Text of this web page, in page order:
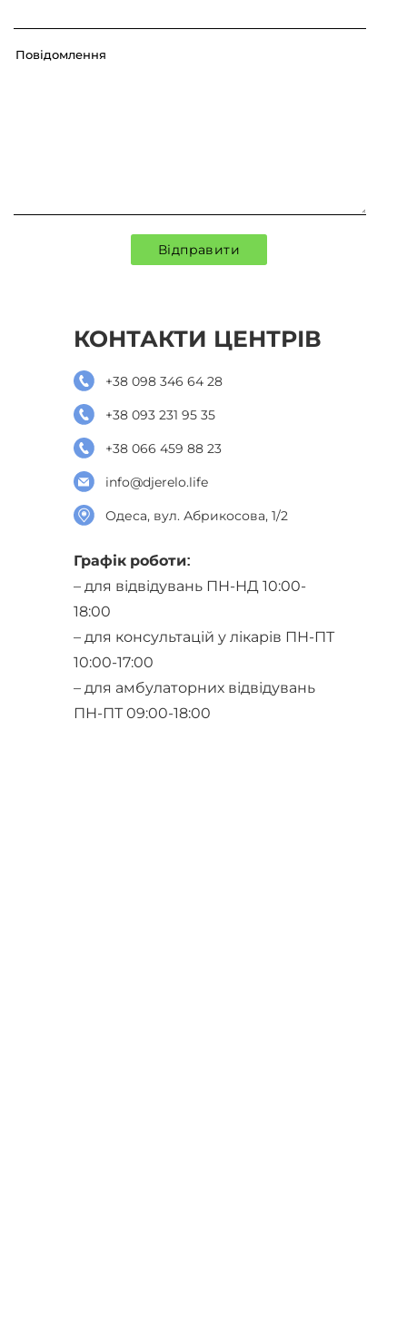
КОНТАКТИ ЦЕНТРІВ
+38 098 346 64 28
+38 093 231 95 35
+38 066 459 88 23
info@djerelo.life
Одеса, вул. Абрикосова, 1/2
Графік роботи:
– для відвідувань ПН-НД 10:00-
18:00
– для консультацій у лікарів ПН-ПТ
10:00-17:00
– для амбулаторних відвідувань
ПН-ПТ 09:00-18:00